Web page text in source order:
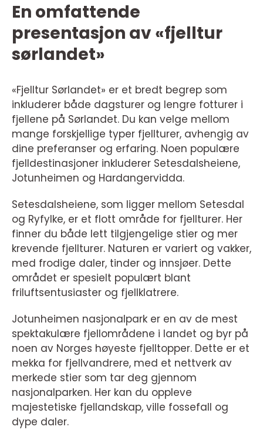
En omfattende
presentasjon av «fjelltur
sørlandet»
«Fjelltur Sørlandet» er et bredt begrep som
inkluderer både dagsturer og lengre fotturer i
fjellene på Sørlandet. Du kan velge mellom
mange forskjellige typer fjellturer, avhengig av
dine preferanser og erfaring. Noen populære
fjelldestinasjoner inkluderer Setesdalsheiene,
Jotunheimen og Hardangervidda.
Setesdalsheiene, som ligger mellom Setesdal
og Ryfylke, er et flott område for fjellturer. Her
finner du både lett tilgjengelige stier og mer
krevende fjellturer. Naturen er variert og vakker,
med frodige daler, tinder og innsjøer. Dette
området er spesielt populært blant
friluftsentusiaster og fjellklatrere.
Jotunheimen nasjonalpark er en av de mest
spektakulære fjellområdene i landet og byr på
noen av Norges høyeste fjelltopper. Dette er et
mekka for fjellvandrere, med et nettverk av
merkede stier som tar deg gjennom
nasjonalparken. Her kan du oppleve
majestetiske fjellandskap, ville fossefall og
dype daler.